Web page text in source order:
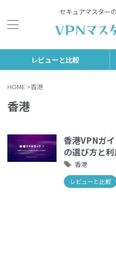
セキュアマスター
レビューと比較
HOME >香港
香港
香港VPNガ
の選び方と
香港
レビューと比較